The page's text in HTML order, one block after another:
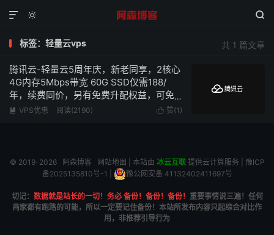
 

共 1 篇文章
标签：轻量云vps
腾讯云-轻量云5周年庆，新老同享，2核心
4G内存5Mbps带宽 60G SSD仅需188/
年，续费同价，另有免费升配权益，可免
费升级为4核心4G内存
 赞(1 )
 VPS优惠 阅读(2190)
© 2019-2026 阿森博客 网站地图 | 本站由 冰云互联提供云计算服务 | 豫ICP
备2025135810号-1
豫公网安备 41132402411697号
切记： 数据就是站长的一切！务必 备份！备份！备份！ 重要事情说三遍！任何
商家都有跑路的可能，所以一定要记住备份！本站所发布内容只起综合对比作
用，非推荐引导行为